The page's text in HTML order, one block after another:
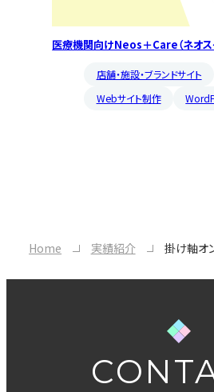
医療機関向けNeos＋Care（ネオス
店舗・施設・ブランドサイト
Webサイト制作
Home 実績紹介 掛け軸オ